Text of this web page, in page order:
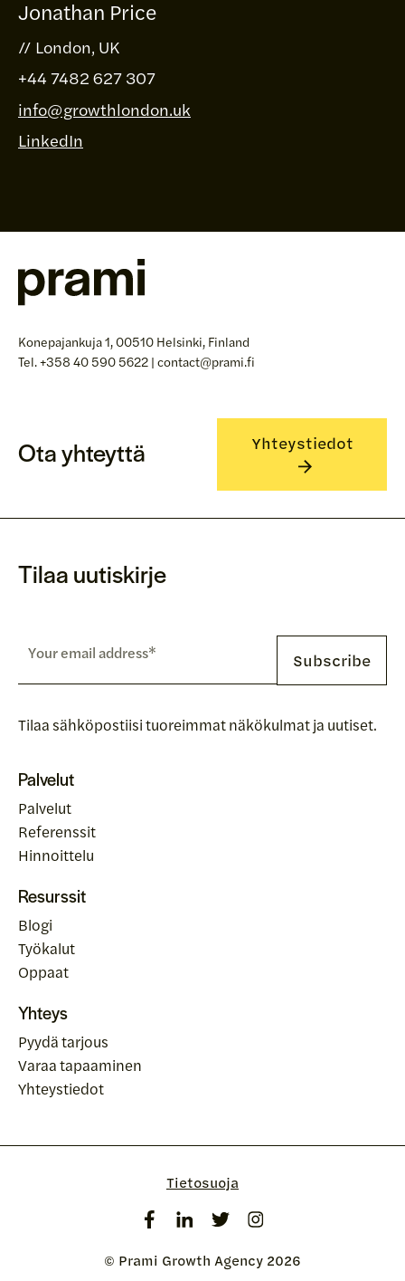
Jonathan Price
// London, UK
+44 7482 627 307
info@growthlondon.uk
LinkedIn
Konepajankuja 1, 00510 Helsinki, Finland
Tel. +358 40 590 5622 | contact@prami.fi
Ota yhteyttä Yhteystiedot
Tilaa uutiskirje
Tilaa sähköpostiisi tuoreimmat näkökulmat ja uutiset.
Palvelut
Palvelut
Referenssit
Hinnoittelu
Resurssit
Blogi
Työkalut
Oppaat
Yhteys
Pyydä tarjous
Varaa tapaaminen
Yhteystiedot
Tietosuoja
© Prami Growth Agency 2026